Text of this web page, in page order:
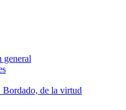
general
de la virtud